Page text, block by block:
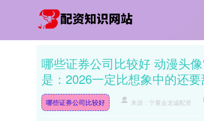
哪些证券公司比较好 动漫头
是：2026一定比想象中的还要
哪些证券公司比较好 来源：宁夏金龙诚配资